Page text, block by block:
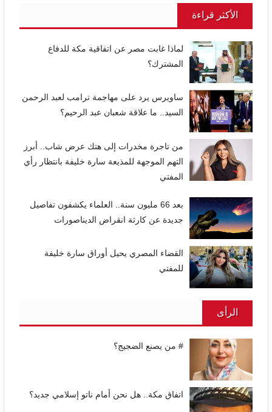
الأكثر قراءة
لماذا غابت مصر عن اتفاقية مكة للدفاع
المشترك؟
ساويرس يرد على مهاجمة ترامب لعبد الرحمن
السيد.. ما علاقة شعبان عبد الرحيم؟
من تاجرة مخدرات إلى هتك عرض شاب.. أبرز
التهم الموجهة للمذيعة سارة خليفة بانتظار رأي
المفتي
بعد 66 مليون سنة.. العلماء يكشفون تفاصيل
جديدة عن كارثة انقراض الديناصورات
القضاء المصري يحيل أوراق سارة خليفة
للمفتي
الرأى
# من يصنع الضجيج؟
اتفاق مكة.. هل نحن أمام ناتو إسلامي جديد؟